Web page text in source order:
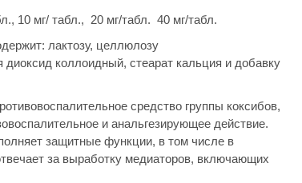
10 мг/ табл., 20 мг/табл. 40 мг/табл.
лактозу, целлюлозу
коллоидный, стеарат кальция и добавку
средство группы коксибов,
и анальгезирующее действие.
защитные функции, в том числе в
за выработку медиаторов, включающих